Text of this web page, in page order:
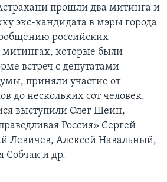
прошли два митинга и
экс-кандидата в мэры города
российских
митингах, которые были
встреч с депутатами
приняли участие от
до нескольких сот человек.
выступили Олег Шеин,
Россия» Сергей
Левичев, Алексей Навальный,
Собчак и др.